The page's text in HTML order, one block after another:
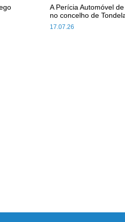
17.07.26
A Perícia Automóvel
no concelho de